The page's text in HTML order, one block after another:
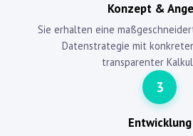
Konzept &
Sie erhalten eine
Datenstrategie mit
transparenter
3
Entwicklung